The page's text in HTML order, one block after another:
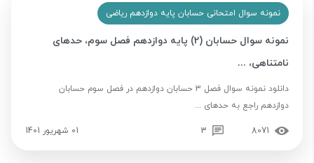
نمونه سوال امتحانی حسابان پایه دوازدهم ریاضی
نمونه سوال حسابان (2) پایه دوازدهم فصل سوم، حدهای
نامتناهی، ...
دانلود نمونه سوال فصل 3 حسابان دوازدهم در فصل سوم حسابان
دوازدهم راجع به حدهای ...
8071
3 01 شهریور 1401